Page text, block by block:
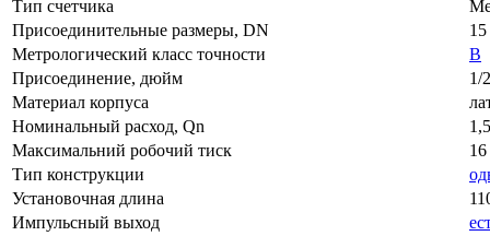
Тип счетчика
Присоединительные размеры, DN
15
Метрологический класс точности
B
Присоединение, дюйм
1/
Материал корпуса
Номинальный расход, Qn
Максимальний робочий тиск
Тип конструкции
Установочная длина
Импульсный выход